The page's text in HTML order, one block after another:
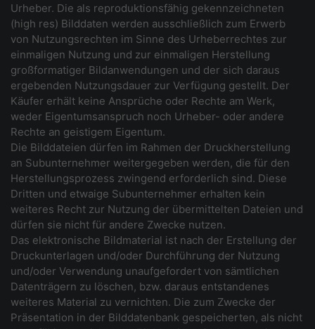
Urheber. Die als reproduktionsfähig gekennzeichneten
(high res) Bilddaten werden ausschließlich zum Erwerb
von Nutzungsrechten im Sinne des Urheberrechtes zur
einmaligen Nutzung und zur einmaligen Herstellung
großformatiger Bildanwendungen und der sich daraus
ergebenden Nutzungsdauer zur Verfügung gestellt. Der
Käufer erhält keine Ansprüche oder Rechte am Werk,
weder Eigentumsanspruch noch Urheber- oder andere
Rechte an geistigem Eigentum.
Die Bilddateien dürfen im Rahmen der Druckherstellung
an Subunternehmer weitergegeben werden, die für den
Herstellungsprozess zwingend erforderlich sind. Diese
Dritten und etwaige Subunternehmer erhalten kein
weiteres Recht zur Nutzung der übermittelten Dateien und
dürfen sie nicht für andere Zwecke nutzen.
Das elektronische Bildmaterial ist nach der Erstellung der
Druckunterlagen und/oder Durchführung der Nutzung
und/oder Verwendung unaufgefordert von sämtlichen
Datenträgern zu löschen, bzw. daraus entstandenes
weiteres Material zu vernichten. Die zum Zwecke der
Präsentation in der Bilddatenbank gespeicherten, als nicht